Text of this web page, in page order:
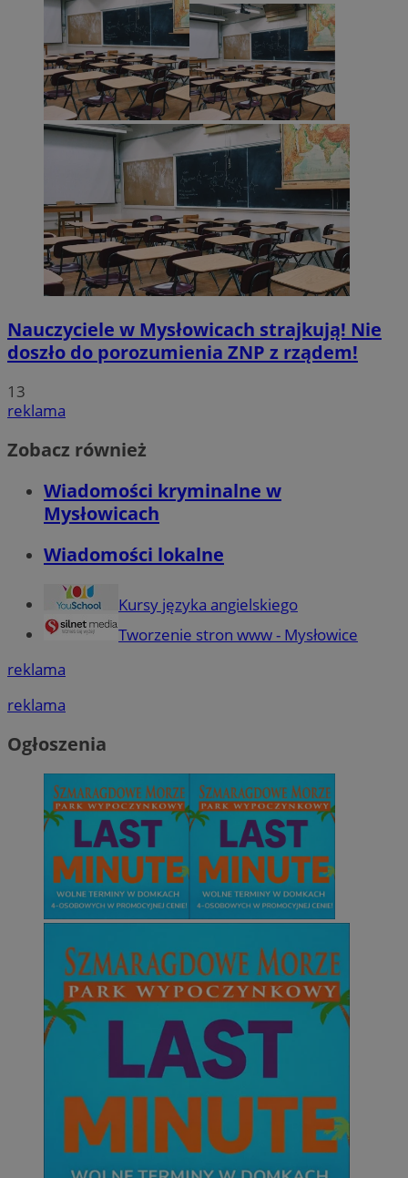
Nauczyciele w Mysłowicach strajkują! Nie
doszło do porozumienia ZNP z rządem!
13
reklama
Zobacz również
Wiadomości kryminalne w
Mysłowicach
Wiadomości lokalne
Kursy języka angielskiego
Tworzenie stron www - Mysłowice
reklama
reklama
Ogłoszenia